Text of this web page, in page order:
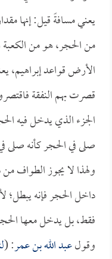
يعني مسافةً قيل: إنها
من الحجر، هو من الكعبة
الأرض قواعد إبراهيم،
قصرت بهم النفقة
الجزء الذي يدخل فيه
صلى في الحجر كأنه صلى
ولهذا لا يجوز الطواف
داخل الحجر فإنه يبطل؛
فقط، بل يدخل معها
وقولعبد الله بن عمر: (